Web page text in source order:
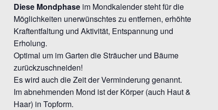
Diese Mondphase im Mondkalender steht für die
Möglichkeiten unerwünschtes zu entfernen, erhöhte
Kraftentfaltung und Aktivität, Entspannung und
Erholung.
Optimal um im Garten die Sträucher und Bäume
zurückzuschneiden!
Es wird auch die Zeit der Verminderung genannt.
Im abnehmenden Mond ist der Körper (auch Haut &
Haar) in Topform.